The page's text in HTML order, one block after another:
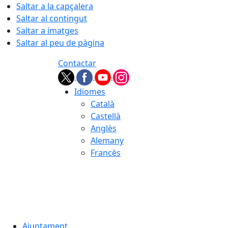
Saltar a la capçalera
Saltar al contingut
Saltar a imatges
Saltar al peu de pàgina
Contactar
Idiomes
Català
Castellà
Anglès
Alemany
Francès